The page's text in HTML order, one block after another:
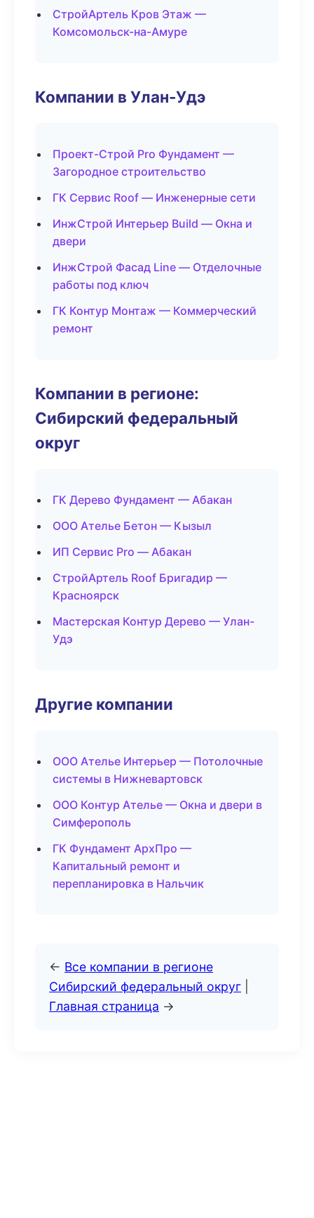
СтройАртель Кров Этаж —
Комсомольск-на-Амуре
Компании в Улан-Удэ
Проект-Строй Pro Фундамент —
Загородное строительство
ГК Сервис Roof — Инженерные сети
ИнжСтрой Интерьер Build — Окна и
двери
ИнжСтрой Фасад Line — Отделочные
работы под ключ
ГК Контур Монтаж — Коммерческий
ремонт
Компании в регионе:
Сибирский федеральный
округ
ГК Дерево Фундамент — Абакан
ООО Ателье Бетон — Кызыл
ИП Сервис Pro — Абакан
СтройАртель Roof Бригадир —
Красноярск
Мастерская Контур Дерево — Улан-
Удэ
Другие компании
ООО Ателье Интерьер — Потолочные
системы в Нижневартовск
ООО Контур Ателье — Окна и двери в
Симферополь
ГК Фундамент АрхПро —
Капитальный ремонт и
перепланировка в Нальчик
← Все компании в регионе
Сибирский федеральный округ
Главная страница →